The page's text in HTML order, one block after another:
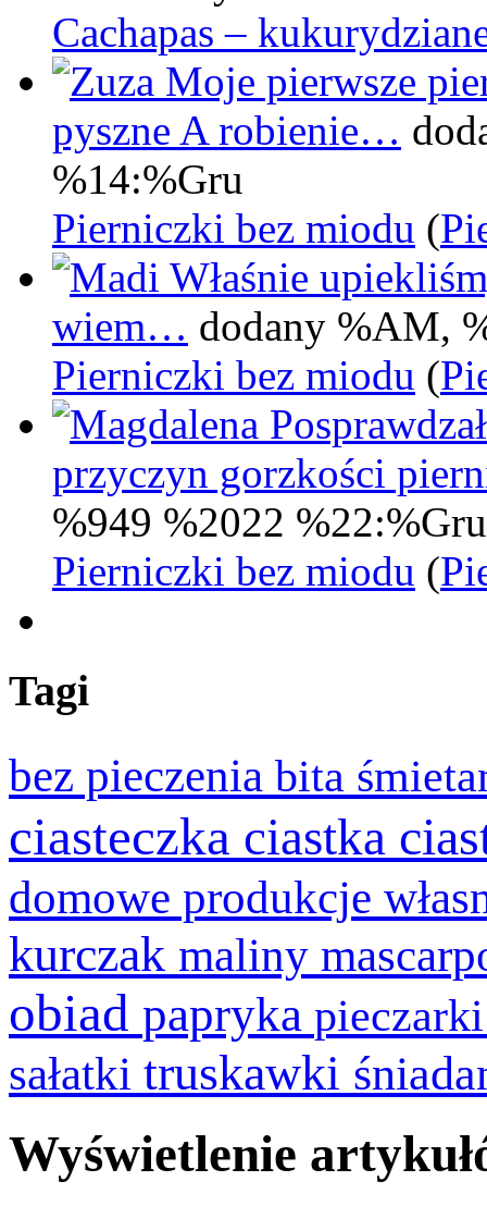
Cachapas –
Moje pierwsze
pyszne A robienie…
%14:%Gru
Pierniczki bez miodu (
Właśnie
wiem… dodany %AM,
Pierniczki bez miodu (
przyczyn gorzkości
%949 %2022 %22:%Gru
Pierniczki bez miodu (
Tagi
bez pieczenia bita
ciasteczka ciastka
domowe produkcje
kurczak maliny
obiad papryka
sałatki truskawki
Wyświetlenie